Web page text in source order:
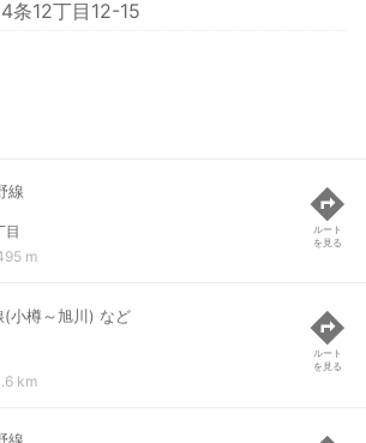
条12丁目12-15
線
目
m
ルート
を見る
(小樽～旭川) など
km
ルート
を見る